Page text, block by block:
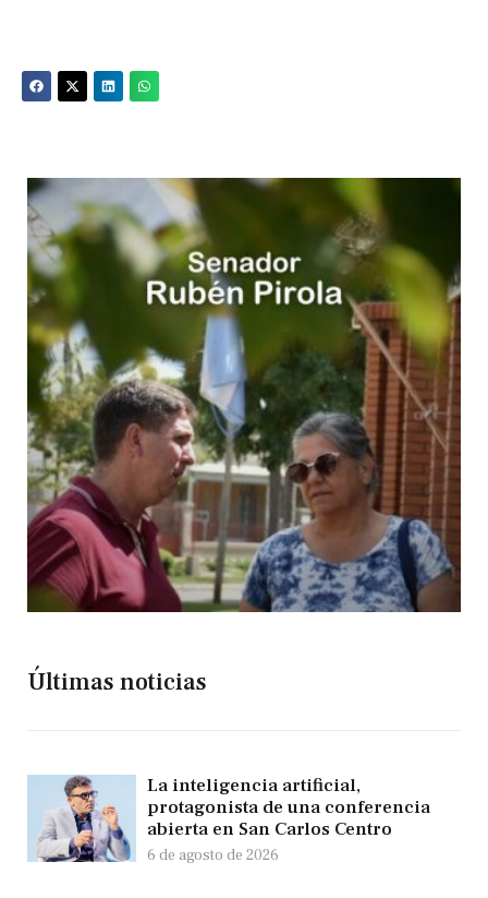
Últimas noticias
La inteligencia artificial,
protagonista de una conferencia
abierta en San Carlos Centro
6 de agosto de 2026